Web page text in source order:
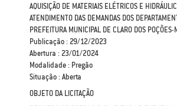
AQUISIÇÃO DE MATERIAIS ELÉTRICOS E
ATENDIMENTO DAS DEMANDAS DOS
PREFEITURA MUNICIPAL DE CLARO DOS POÇÕES-
Publicação : 29/12/2023
Abertura : 23/01/2024
Modalidade : Pregão
Situação : Aberta
OBJETO DA LICITAÇÃO